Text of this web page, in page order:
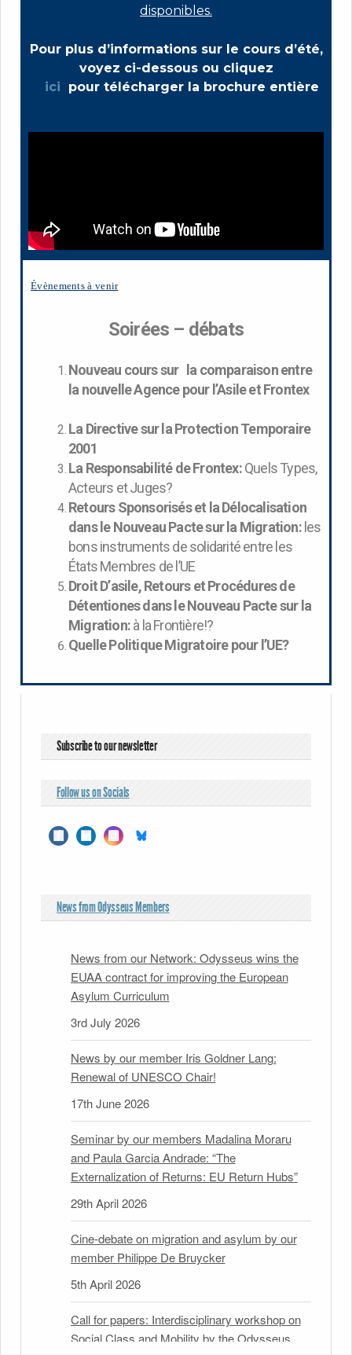
disponibles.
Pour plus d’informations sur le cours d’été,
voyez ci-dessous ou cliquez
ici pour télécharger la brochure entière
Évènements à venir
Soirées – débats
Nouveau cours sur la comparaison entre
la nouvelle Agence pour l’Asile et Frontex
La Directive sur la Protection Temporaire
2001
La Responsabilité de Frontex:Quels Types,
Acteurs et Juges?
Retours Sponsorisés et la Délocalisation
dans le Nouveau Pacte sur la Migration:les
bons instruments de solidarité entre les
États Membres de l’UE
Droit D’asile, Retours et Procédures de
Détentiones dans le Nouveau Pacte sur la
Migration:à la Frontière!?
Quelle Politique Migratoire pour l’UE?
Subscribe to our newsletter
Follow us on Socials
News from Odysseus Members
News from our Network: Odysseus wins the
EUAA contract for improving the European
Asylum Curriculum
3rd July 2026
News by our member Iris Goldner Lang:
Renewal of UNESCO Chair!
17th June 2026
Seminar by our members Madalina Moraru
and Paula Garcia Andrade: “The
Externalization of Returns: EU Return Hubs”
29th April 2026
Cine-debate on migration and asylum by our
member Philippe De Bruycker
5th April 2026
Call for papers: Interdisciplinary workshop on
Social Class and Mobility by the Odysseus